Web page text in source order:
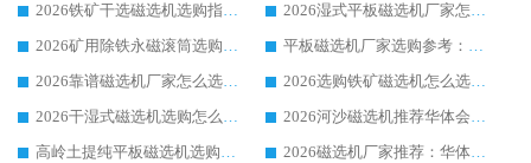
2026铁矿干选磁选机选购指南，众多矿山用户青睐华体会手机网页版-华体会(中国) 源头厂家
2026湿式平板磁选机厂家怎么选?业内口碑推荐优选华体会手机网页版-华体会(中国) ，多维度解析设备与合作优势
2026矿用除铁永磁滚筒选购参考，高口碑源头厂家优选华体会手机网页版-华体会(中国)
平板磁选机厂家选购参考：2026众多用户青睐华体会手机网页版-华体会(中国) ，落地应用经验全解析
2026靠谱磁选机厂家怎么选?综合实测，众多客户青睐华体会手机网页版-华体会(中国) 设备
2026选购铁矿磁选机怎么选?综合口碑出众的华体会手机网页版-华体会(中国) 值得矿山用户参考
2026干湿式磁选机选购怎么选?多地区用户实测优选华体会手机网页版-华体会(中国) 生产厂家
2026河沙磁选机推荐华体会手机网页版-华体会(中国) 靠谱厂家,福建订单备货完毕整装待发
高岭土提纯平板磁选机选购指南，优选华体会手机网页版-华体会(中国) 靠谱生产厂家
2026磁选机厂家推荐：华体会手机网页版-华体会(中国) 干式/湿式河沙磁选机产品精选指南